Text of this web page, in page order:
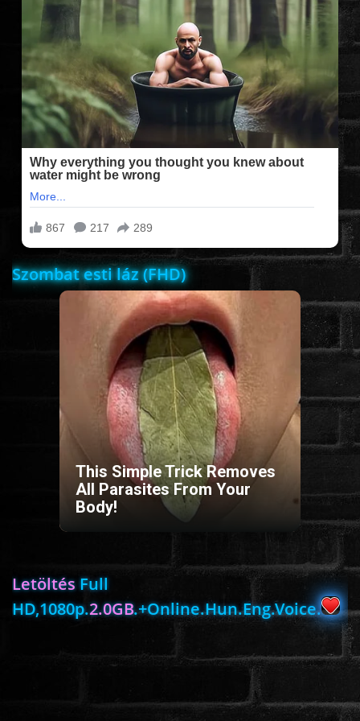
FILMEK (2025-ÖS)
FILMEK (2024-ES)
FILMEK (2023-AS)
FILMEK (2022-ES)
FELIRATOS FILMEK
AKCIÓ
THRILLER
Szombat esti láz (FHD)
This Simple Trick Removes
All Parasites From Your
Body!
LetöltésFull
HD,1080p.2.0GB.+Online.Hun.Eng.Voice.